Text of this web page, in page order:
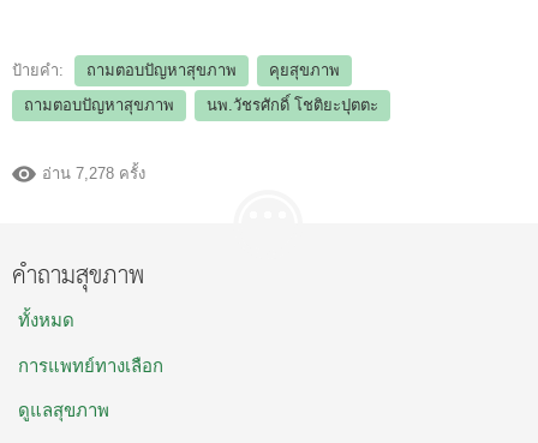
ป้ายคำ: ถามตอบปัญหาสุขภาพ
คุยสุขภาพ
ถามตอบปัญหาสุขภาพ
นพ.วัชรศักดิ์ โชติยะปุตตะ
อ่าน 7,278 ครั้ง
คำถามสุขภาพ
ทั้งหมด
การแพทย์ทางเลือก
ดูแลสุขภาพ